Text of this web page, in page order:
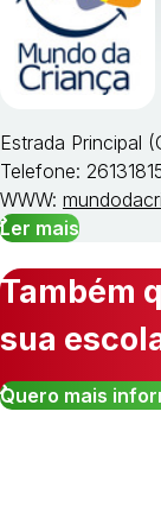
Estrada Principal
Telefone:
WWW:
Ler mais
Também
sua
Quero mais